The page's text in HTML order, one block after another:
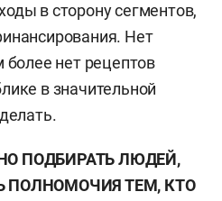
в сторону сегментов,
Нет
нет рецептов
в значительной
ПОДБИРАТЬ ЛЮДЕЙ,
ПОЛНОМОЧИЯ ТЕМ, КТО